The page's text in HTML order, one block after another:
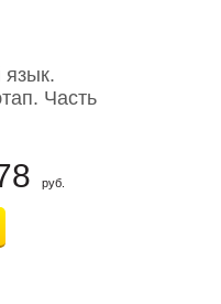
язык.
Часть
руб.